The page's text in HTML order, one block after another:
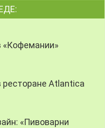
Atlantica
«Пивоварни